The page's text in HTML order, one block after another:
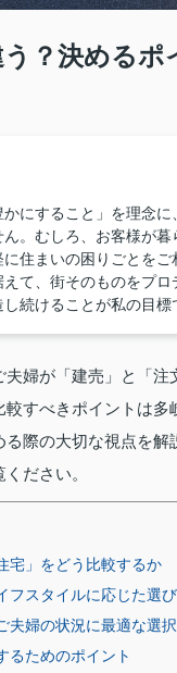
？決める
かにすること」を理念に
。むしろ、お客様が
住まいの困りごとを
て、街そのものをプロ
続けることが私の目標
婦が「建売」と「
すべきポイントは
際の大切な視点を
ださい。
宅」をどう比較するか
フスタイルに応じた選
夫婦の状況に最適な選
るためのポイント